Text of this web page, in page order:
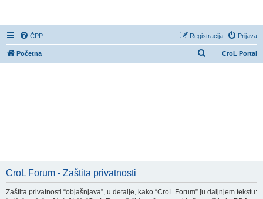
ČPP Prijava
Registracija
CroL Portal
Početna
CroL Forum - Zaštita privatnosti
Zaštita privatnosti “objašnjava”, u detalje, kako “CroL Forum” [u daljnjem tekstu: